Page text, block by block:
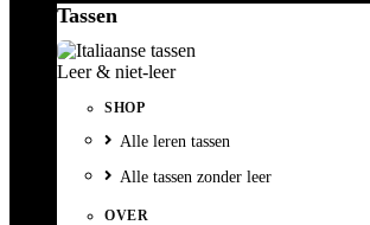
Tassen
Leer & niet-leer
SHOP
Alle leren tassen
Alle tassen zonder leer
OVER